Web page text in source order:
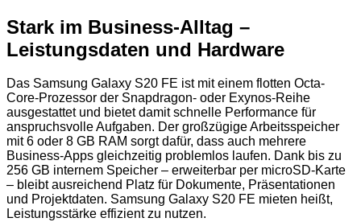
Stark im Business-Alltag –
Leistungsdaten und Hardware
Das Samsung Galaxy S20 FE ist mit einem flotten Octa-
Core-Prozessor der Snapdragon- oder Exynos-Reihe
ausgestattet und bietet damit schnelle Performance für
anspruchsvolle Aufgaben. Der großzügige Arbeitsspeicher
mit 6 oder 8 GB RAM sorgt dafür, dass auch mehrere
Business-Apps gleichzeitig problemlos laufen. Dank bis zu
256 GB internem Speicher – erweiterbar per microSD-Karte
– bleibt ausreichend Platz für Dokumente, Präsentationen
und Projektdaten. Samsung Galaxy S20 FE mieten heißt,
Leistungsstärke effizient zu nutzen.